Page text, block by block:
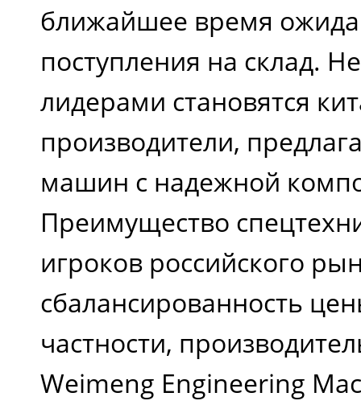
ближайшее время
поступления на склад.
лидерами становятся
производители,
машин с надежной
Преимущество
игроков российского
сбалансированность
частности,
Weimeng Engineering